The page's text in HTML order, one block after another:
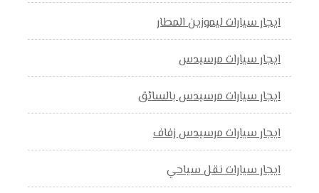
ايجار سيارات ليموزين المطار
ايجار سيارات مرسيدس
ايجار سيارات مرسيدس بالسائق
ايجار سيارات مرسيدس زفاف
ايجار سيارات نقل سياحي